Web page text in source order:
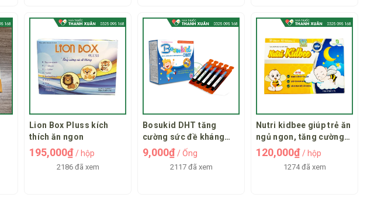
Lion Box Pluss kích
thích ăn ngon
195,000₫ / hộp
2186 đã xem
Bosukid DHT tăng
cường sức đề kháng
cho bé
9,000₫ / Ống
2117 đã xem
Nutri kidbee giúp trẻ ăn
ngủ ngon, tăng cường
tiêu hóa
120,000₫ / hộp
1274 đã xem